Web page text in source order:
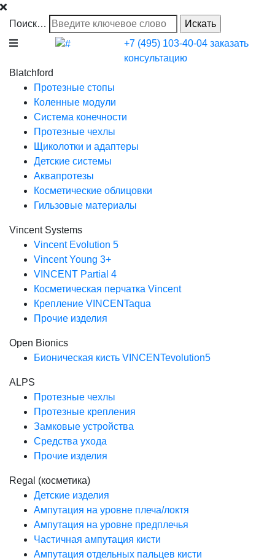
Поиск…
+7 (495) 103-40-04 заказать
консультацию
Blatchford
Протезные стопы
Коленные модули
Система конечности
Протезные чехлы
Щиколотки и адаптеры
Детские системы
Аквапротезы
Косметические облицовки
Гильзовые материалы
Vincent Systems
Vincent Evolution 5
Vincent Young 3+
VINCENT Partial 4
Косметическая перчатка Vincent
Крепление VINCENTaqua
Прочие изделия
Open Bionics
Бионическая кисть VINCENTevolution5
ALPS
Протезные чехлы
Протезные крепления
Замковые устройства
Средства ухода
Прочие изделия
Regal (косметика)
Детские изделия
Ампутация на уровне плеча/локтя
Ампутация на уровне предплечья
Частичная ампутация кисти
Ампутация отдельных пальцев кисти